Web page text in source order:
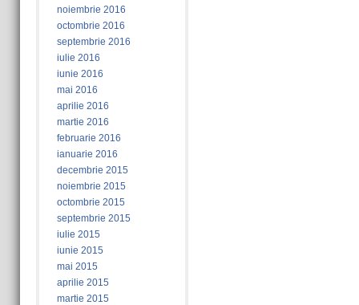
noiembrie 2016
octombrie 2016
septembrie 2016
iulie 2016
iunie 2016
mai 2016
aprilie 2016
martie 2016
februarie 2016
ianuarie 2016
decembrie 2015
noiembrie 2015
octombrie 2015
septembrie 2015
iulie 2015
iunie 2015
mai 2015
aprilie 2015
martie 2015